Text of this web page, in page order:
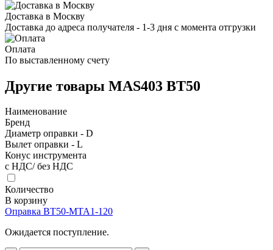
Доставка в Москву
Доставка до адреса получателя - 1-3 дня с момента отгрузки
Оплата
По выставленному счету
Другие товары MAS403 BT50
Наименование
Бренд
Диаметр оправки - D
Вылет оправки - L
Конус инструмента
с НДС/ без НДС
Количество
В корзину
Оправка BT50-MTA1-120
Ожидается поступление.